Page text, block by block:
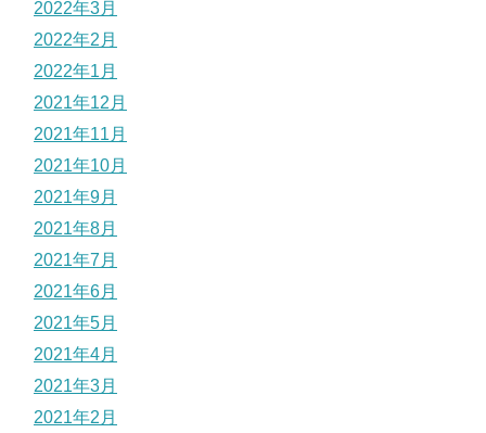
2022年3月
2022年2月
2022年1月
2021年12月
2021年11月
2021年10月
2021年9月
2021年8月
2021年7月
2021年6月
2021年5月
2021年4月
2021年3月
2021年2月